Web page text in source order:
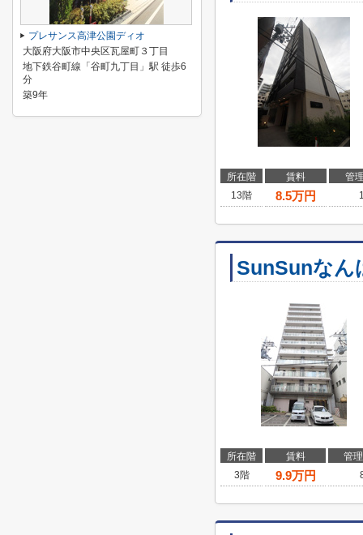
所在階 賃料
管
13階
8.5万円
SunSunなん
所在階 賃料
管
3階
9.9万円
プレサンス高津公園ディオ
大阪府大阪市中央区瓦屋町３丁目
地下鉄谷町線「谷町九丁目」駅 徒歩6
分
築9年